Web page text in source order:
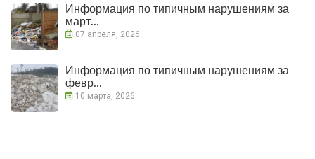
Информация по типичным нарушениям за
март...
07 апреля, 2026
Информация по типичным нарушениям за
февр...
10 марта, 2026